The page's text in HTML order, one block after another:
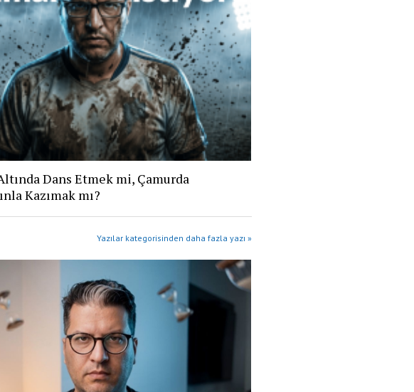
Dans Etmek mi, Çamurda
Kazımak mı?
Yazılar kategorisinden daha fazla yazı »